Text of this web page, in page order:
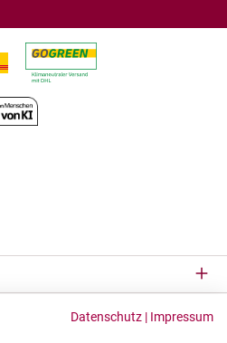
Datenschutz | Impressum